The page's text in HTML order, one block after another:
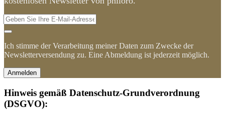
Ich stimme der Verarbeitung meiner Daten zum Zwecke der
Newsletterversendung zu. Eine Abmeldung ist jederzeit möglich.
Anmelden
Hinweis gemäß Datenschutz-Grundverordnung
(DSGVO):